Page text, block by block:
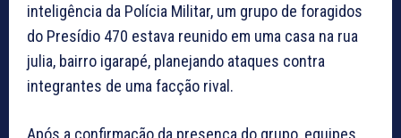
inteligência da Polícia Militar, um grupo de foragidos
do Presídio 470 estava reunido em uma casa na rua
julia, bairro igarapé, planejando ataques contra
integrantes de uma facção rival.
Após a confirmação da presença do grupo, equipes